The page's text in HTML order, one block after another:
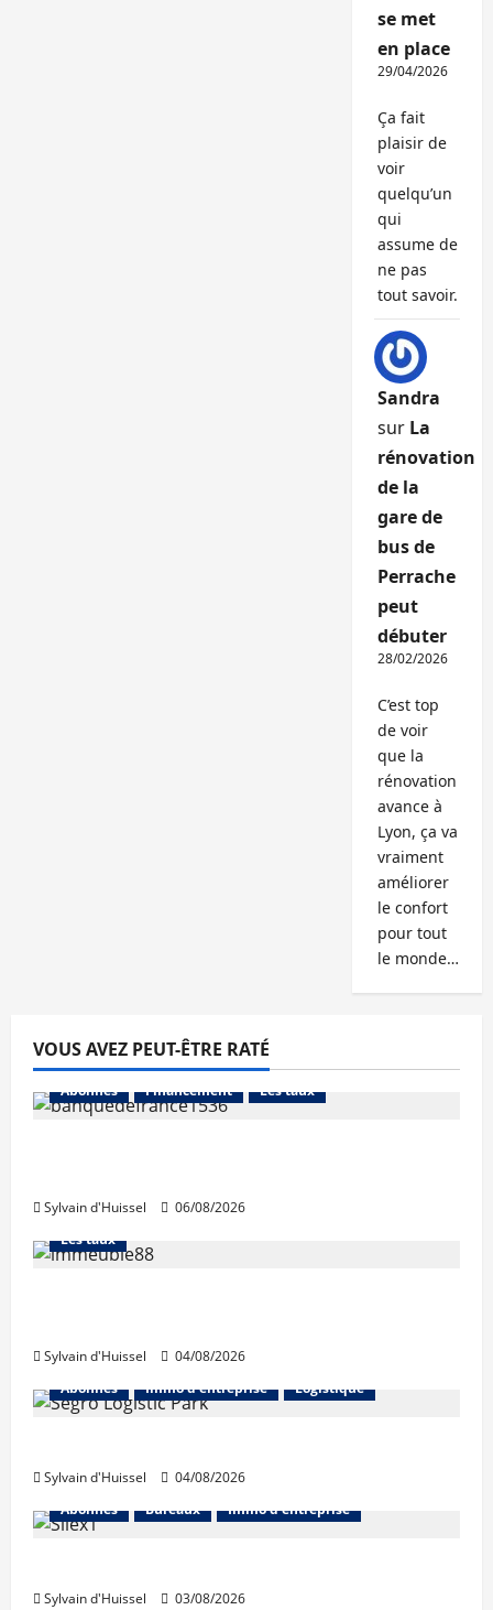
se met
en place
29/04/2026
Ça fait
plaisir de
voir
quelqu’un
qui
assume de
ne pas
tout savoir.
Sandra
sur La
rénovation
de la
gare de
bus de
Perrache
peut
débuter
28/02/2026
C’est top
de voir
que la
rénovation
avance à
Lyon, ça va
vraiment
améliorer
le confort
pour tout
le monde…
VOUS AVEZ PEUT-ÊTRE RATÉ
Abonnés Financement Les taux
Sylvain d'Huissel 06/08/2026
Abonnés Financement
Les taux
Sylvain d'Huissel
04/08/2026
Abonnés
Immo d'entreprise Logistique
Sylvain d'Huissel
04/08/2026
Abonnés
Bureaux Immo d'entreprise
Sylvain d'Huissel 03/08/2026